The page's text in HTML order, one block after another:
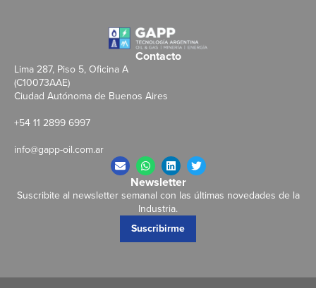
Contacto
Lima 287, Piso 5, Oficina A
(C10073AAE)
Ciudad Autónoma de Buenos Aires
+54 11 2899 6997
info@gapp-oil.com.ar
Newsletter
Suscribite al newsletter semanal con las últimas novedades de la
Industria.
Suscribirme